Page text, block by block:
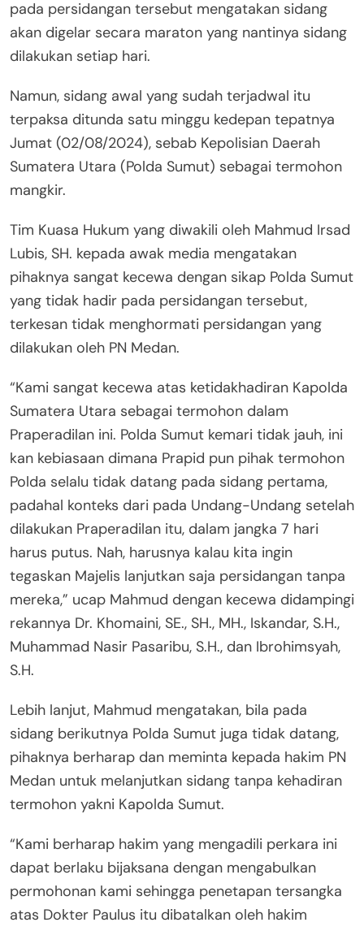
pada persidangan tersebut mengatakan sidang
akan digelar secara maraton yang nantinya sidang
dilakukan setiap hari.
Namun, sidang awal yang sudah terjadwal itu
terpaksa ditunda satu minggu kedepan tepatnya
Jumat (02/08/2024), sebab Kepolisian Daerah
Sumatera Utara (Polda Sumut) sebagai termohon
mangkir.
Tim Kuasa Hukum yang diwakili oleh Mahmud Irsad
Lubis, SH. kepada awak media mengatakan
pihaknya sangat kecewa dengan sikap Polda Sumut
yang tidak hadir pada persidangan tersebut,
terkesan tidak menghormati persidangan yang
dilakukan oleh PN Medan.
“Kami sangat kecewa atas ketidakhadiran Kapolda
Sumatera Utara sebagai termohon dalam
Praperadilan ini. Polda Sumut kemari tidak jauh, ini
kan kebiasaan dimana Prapid pun pihak termohon
Polda selalu tidak datang pada sidang pertama,
padahal konteks dari pada Undang-Undang setelah
dilakukan Praperadilan itu, dalam jangka 7 hari
harus putus. Nah, harusnya kalau kita ingin
tegaskan Majelis lanjutkan saja persidangan tanpa
mereka,” ucap Mahmud dengan kecewa didampingi
rekannya Dr. Khomaini, SE., SH., MH., Iskandar, S.H.,
Muhammad Nasir Pasaribu, S.H., dan Ibrohimsyah,
S.H.
Lebih lanjut, Mahmud mengatakan, bila pada
sidang berikutnya Polda Sumut juga tidak datang,
pihaknya berharap dan meminta kepada hakim PN
Medan untuk melanjutkan sidang tanpa kehadiran
termohon yakni Kapolda Sumut.
“Kami berharap hakim yang mengadili perkara ini
dapat berlaku bijaksana dengan mengabulkan
permohonan kami sehingga penetapan tersangka
atas Dokter Paulus itu dibatalkan oleh hakim